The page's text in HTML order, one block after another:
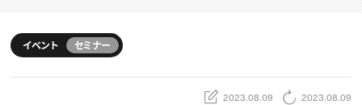
スキルアップしたい！
デザイン
TOP Creator’s コラム
イベント セミナー
2023.08.09 2023.08.09